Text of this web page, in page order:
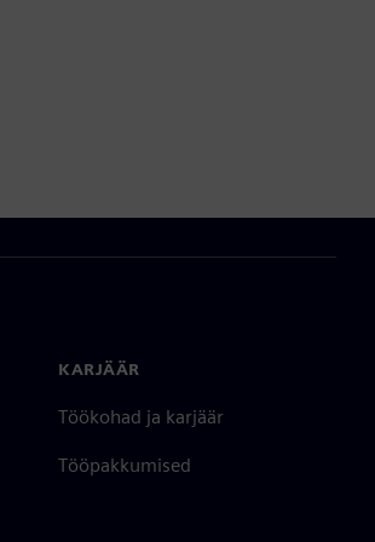
KARJÄÄR
Töökohad ja karjäär
Tööpakkumised